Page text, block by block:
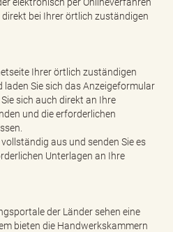
bei Ihrer örtlich zuständigen
Ihrer örtlich zuständigen
Sie sich das Anzeigeformular
sich auch direkt an Ihre
und die erforderlichen
aus und senden Sie es
Unterlagen an Ihre
der Länder sehen eine
bieten die Handwerkskammern